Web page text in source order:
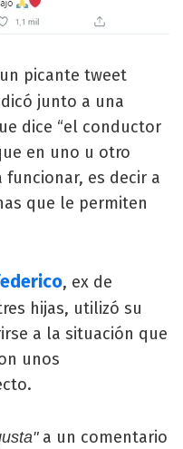
picante tweet
junto a una
dice “el conductor
en uno u otro
es decir a
que le permiten
, ex de
hijas, utilizó su
a la situación que
unos
a un comentario